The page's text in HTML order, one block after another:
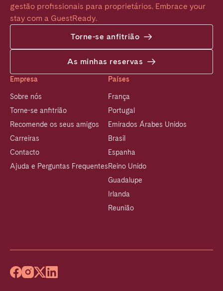
gestão profissionais para proprietários. Embrace your
stay com a GuestReady.
Torne-se anfitrião
As minhas reservas
Empresa
Sobre nós
Torne-se anfitrião
Recomende os seus amigos
Carreiras
Contacto
Ajuda e Perguntas Frequentes
Países
França
Portugal
Emirados Árabes Unidos
Brasil
Espanha
Reino Unido
Guadalupe
Irlanda
Reunião